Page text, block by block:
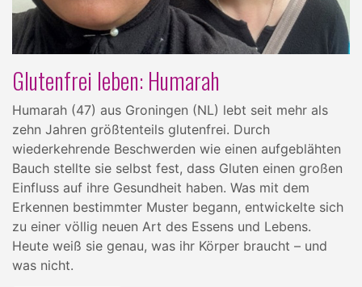
Glutenfrei leben: Humarah
Humarah (47) aus Groningen (NL) lebt seit mehr als
zehn Jahren größtenteils glutenfrei. Durch
wiederkehrende Beschwerden wie einen aufgeblähten
Bauch stellte sie selbst fest, dass Gluten einen großen
Einfluss auf ihre Gesundheit haben. Was mit dem
Erkennen bestimmter Muster begann, entwickelte sich
zu einer völlig neuen Art des Essens und Lebens.
Heute weiß sie genau, was ihr Körper braucht – und
was nicht.